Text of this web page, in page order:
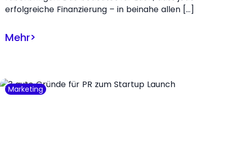
erfolgreiche Finanzierung – in beinahe allen […]
Mehr>
Marketing